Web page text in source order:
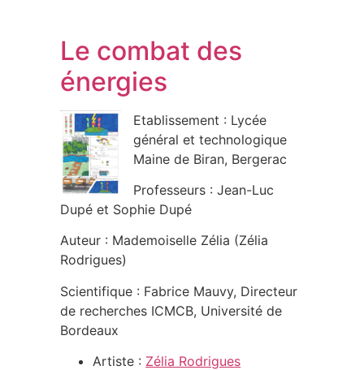
Le combat des
énergies
Etablissement : Lycée
général et technologique
Maine de Biran, Bergerac
Professeurs : Jean-Luc
Dupé et Sophie Dupé
Auteur : Mademoiselle Zélia (Zélia
Rodrigues)
Scientifique : Fabrice Mauvy, Directeur
de recherches ICMCB, Université de
Bordeaux
Artiste : Zélia Rodrigues